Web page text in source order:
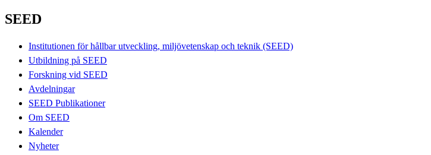
SEED
Institutionen för hållbar utveckling, miljövetenskap och teknik (SEED)
Utbildning på SEED
Forskning vid SEED
Avdelningar
SEED Publikationer
Om SEED
Kalender
Nyheter